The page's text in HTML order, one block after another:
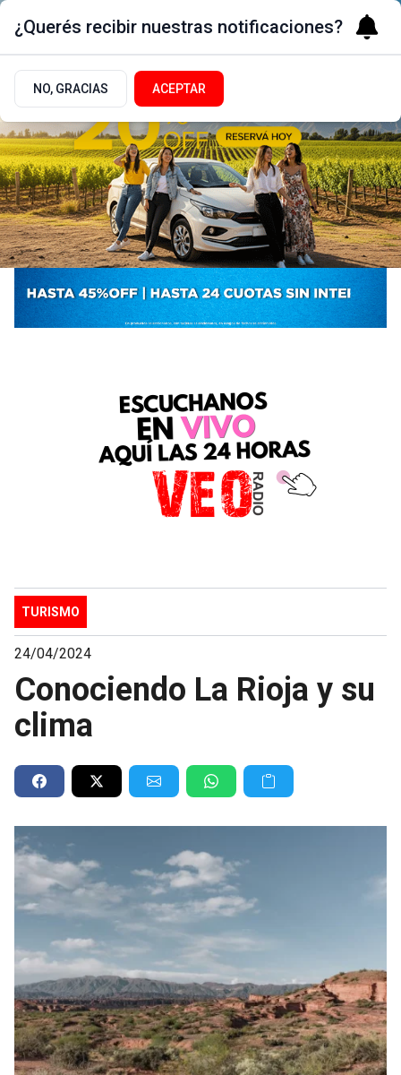
TURISMO
24/04/2024
Conociendo La Rioja y su
clima
¿Querés recibir nuestras notificaciones?
NO, GRACIAS ACEPTAR